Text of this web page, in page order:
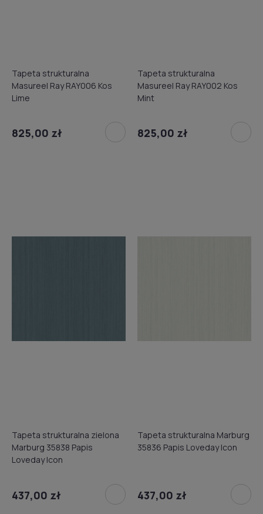
Tapeta strukturalna
Masureel Ray RAY006 Kos
Lime
825,00 zł
Tapeta strukturalna
Masureel Ray RAY002 Kos
Mint
825,00 zł
Tapeta strukturalna zielona
Marburg 35838 Papis
Loveday Icon
437,00 zł
Tapeta strukturalna Marburg
35836 Papis Loveday Icon
437,00 zł